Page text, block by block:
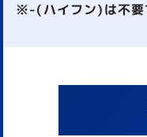
※-(ハイフン)は不要